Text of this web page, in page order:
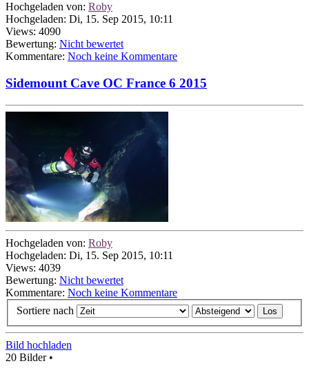
Hochgeladen von: Roby
Hochgeladen: Di, 15. Sep 2015, 10:11
Views: 4090
Bewertung: Nicht bewertet
Kommentare: Noch keine Kommentare
Sidemount Cave OC France 6 2015
Hochgeladen von: Roby
Hochgeladen: Di, 15. Sep 2015, 10:11
Views: 4039
Bewertung: Nicht bewertet
Kommentare: Noch keine Kommentare
Sortiere nach
Bild hochladen
20 Bilder •